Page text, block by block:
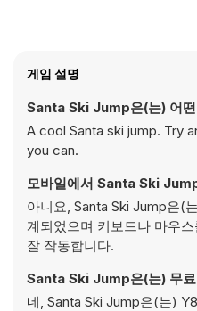
게임 설명
Santa Ski Jump은(는) 어
A cool Santa ski jump. Try
you can.
모바일에서 Santa Ski
아니요, Santa Ski Jump은(
계되었으며 키보드나 마우
잘 작동합니다.
Santa Ski Jump은(는) 무
네, Santa Ski Jump은(는)